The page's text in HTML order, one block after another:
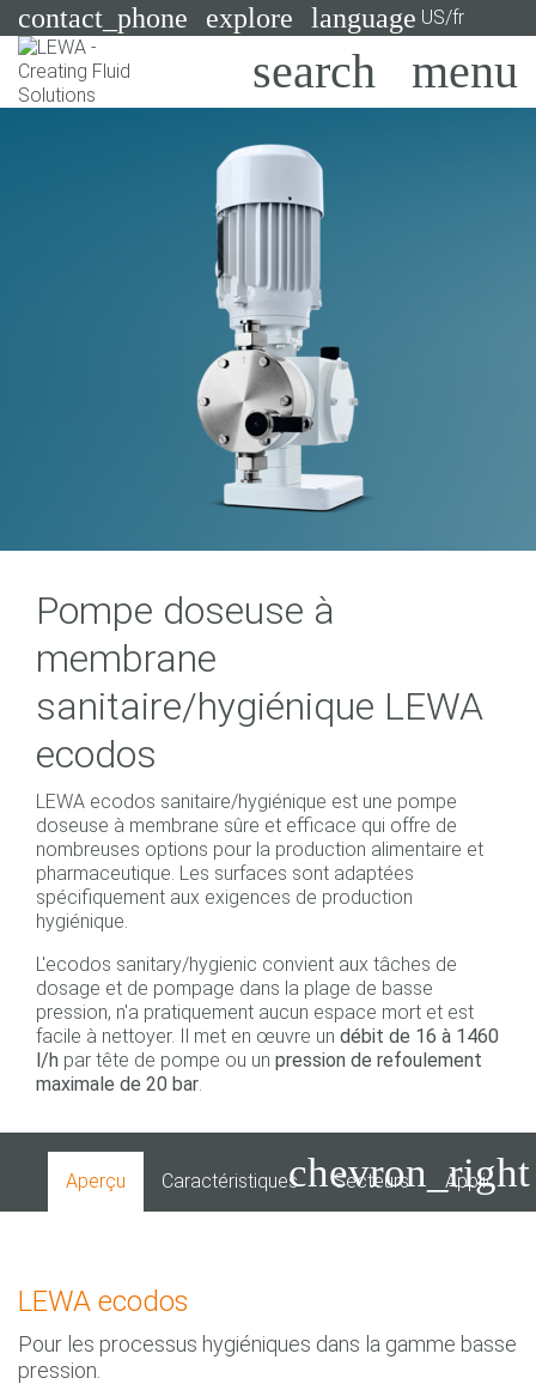
contact_phone explore language US/fr
Search
Pompe doseuse à
membrane
sanitaire/hygiénique LEWA
ecodos
LEWA ecodos sanitaire/hygiénique est une pompe
doseuse à membrane sûre et efficace qui offre de
nombreuses options pour la production alimentaire et
pharmaceutique. Les surfaces sont adaptées
spécifiquement aux exigences de production
hygiénique.
L'ecodos sanitary/hygienic convient aux tâches de
dosage et de pompage dans la plage de basse
pression, n'a pratiquement aucun espace mort et est
facile à nettoyer. Il met en œuvre un débit de 16 à 1460
l/h par tête de pompe ou un pression de refoulement
maximale de 20 bar.
Aperçu Caractéristiques Secteurs
chevron_right
LEWA ecodos
Pour les processus hygiéniques dans la gamme basse
pression.